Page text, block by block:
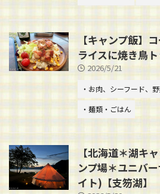
【キャンプ飯】
ライスに焼き鳥
2026/5/21
・お肉、シーフード、
・麺類・ごはん
【北海道＊湖キ
ンプ場＊ユニバ
イト)【支笏湖】